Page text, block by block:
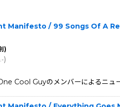
Manifesto / 99 Songs Of A
)
.-)
Cool Guyのメンバーによるニ